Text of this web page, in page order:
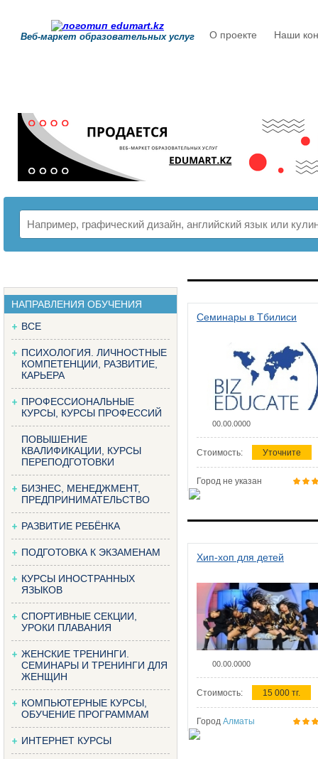
Веб-маркет образовательных услуг О проекте Наши
НАПРАВЛЕНИЯ ОБУЧЕНИЯ
ВСЕ
ПСИХОЛОГИЯ. ЛИЧНОСТНЫЕ
КОМПЕТЕНЦИИ, РАЗВИТИЕ,
КАРЬЕРА
ПРОФЕССИОНАЛЬНЫЕ
КУРСЫ, КУРСЫ ПРОФЕССИЙ
ПОВЫШЕНИЕ
КВАЛИФИКАЦИИ, КУРСЫ
ПЕРЕПОДГОТОВКИ
БИЗНЕС, МЕНЕДЖМЕНТ,
ПРЕДПРИНИМАТЕЛЬСТВО
РАЗВИТИЕ РЕБЁНКА
ПОДГОТОВКА К ЭКЗАМЕНАМ
КУРСЫ ИНОСТРАННЫХ
ЯЗЫКОВ
СПОРТИВНЫЕ СЕКЦИИ,
УРОКИ ПЛАВАНИЯ
ЖЕНСКИЕ ТРЕНИНГИ.
СЕМИНАРЫ И ТРЕНИНГИ ДЛЯ
ЖЕНЩИН
КОМПЬЮТЕРНЫЕ КУРСЫ,
ОБУЧЕНИЕ ПРОГРАММАМ
ИНТЕРНЕТ КУРСЫ
Семинары в Тбилиси
00.00.0000
Стоимость: Уточните
Город не указан
Хип-хоп для детей
00.00.0000
Стоимость: 15 000 тг.
Город Алматы